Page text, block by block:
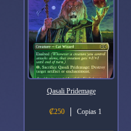
Qasali Pridemage
₡250 Copias 1